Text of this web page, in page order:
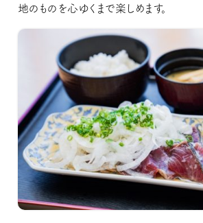
地のものを心ゆくまで楽しめます。